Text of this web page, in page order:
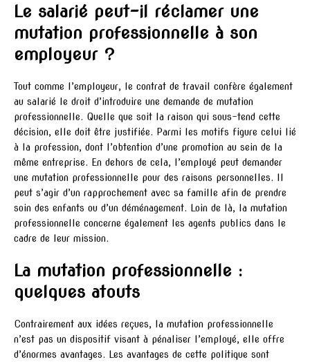
Le salarié peut-il réclamer une
mutation professionnelle à son
employeur ?
Tout comme l’employeur, le contrat de travail confère également
au salarié le droit d’introduire une demande de mutation
professionnelle. Quelle que soit la raison qui sous-tend cette
décision, elle doit être justifiée. Parmi les motifs figure celui lié
à la profession, dont l’obtention d’une promotion au sein de la
même entreprise. En dehors de cela, l’employé peut demander
une mutation professionnelle pour des raisons personnelles. Il
peut s’agir d’un rapprochement avec sa famille afin de prendre
soin des enfants ou d’un déménagement. Loin de là, la mutation
professionnelle concerne également les agents publics dans le
cadre de leur mission.
La mutation professionnelle :
quelques atouts
Contrairement aux idées reçues, la mutation professionnelle
n’est pas un dispositif visant à pénaliser l’employé, elle offre
d’énormes avantages. Les avantages de cette politique sont